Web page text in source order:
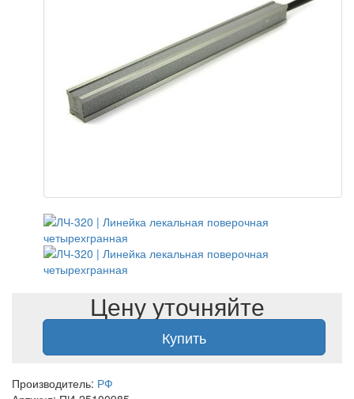
Цену уточняйте
Купить
Производитель: РФ